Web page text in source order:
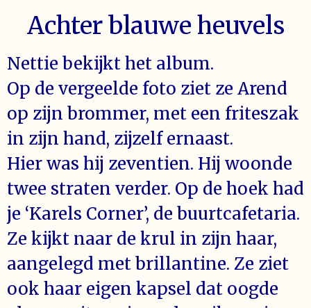
Achter blauwe heuvels
Nettie bekijkt het album.
Op de vergeelde foto ziet ze Arend
op zijn brommer, met een friteszak
in zijn hand, zijzelf ernaast.
Hier was hij zeventien. Hij woonde
twee straten verder. Op de hoek had
je ‘Karels Corner’, de buurtcafetaria.
Ze kijkt naar de krul in zijn haar,
aangelegd met brillantine. Ze ziet
ook haar eigen kapsel dat oogde